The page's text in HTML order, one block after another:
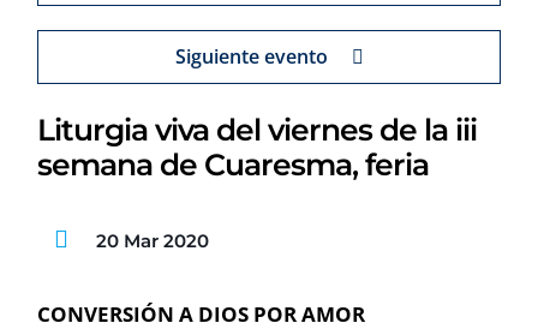
Siguiente evento
Liturgia viva del viernes de la iii
semana de Cuaresma, feria
20 Mar 2020
CONVERSIÓN A DIOS POR AMOR